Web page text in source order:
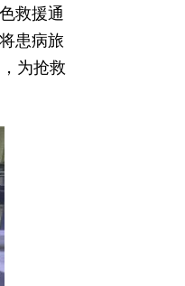
救援通
患病旅
为抢救